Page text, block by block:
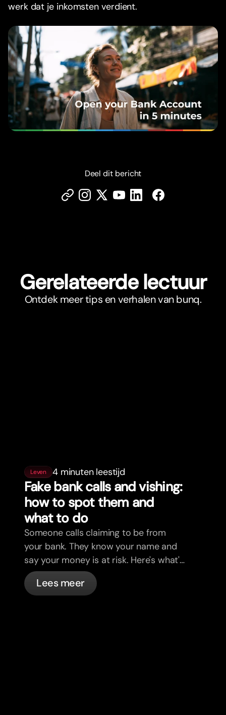
werk dat je inkomsten verdient.
Deel dit bericht
Gerelateerde lectuur
Ontdek meer tips en verhalen van bunq.
Leven 4 minuten leestijd
Fake bank calls and vishing:
how to spot them and
what to do
Someone calls claiming to be from
your bank. They know your name and
say your money is at risk. Here's what's
actually happening, and what to do.
Lees meer